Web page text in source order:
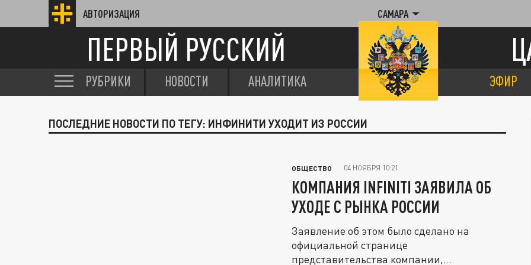
АВТОРИЗАЦИЯ САМАРА
ПЕРВЫЙ РУССКИЙ
РУБРИКИ НОВОСТИ АНАЛИТИКА ЭФИР
ПОСЛЕДНИЕ НОВОСТИ ПО ТЕГУ: ИНФИНИТИ УХОДИТ ИЗ РОССИИ
ОБЩЕСТВО 04 НОЯБРЯ 10:21
КОМПАНИЯ INFINITI ЗАЯВИЛА ОБ
УХОДЕ С РЫНКА РОССИИ
Заявление об этом было сделано на
официальной странице
представительства компании,